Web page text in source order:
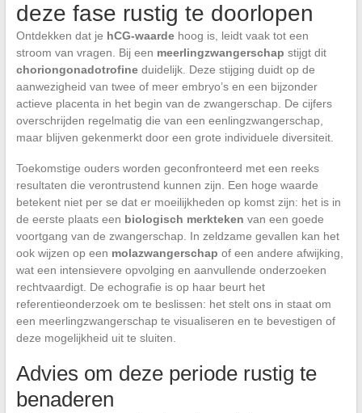
deze fase rustig te doorlopen
Ontdekken dat je hCG-waardehoog is, leidt vaak tot een
stroom van vragen. Bij een meerlingzwangerschap stijgt dit
choriongonadotrofineduidelijk. Deze stijging duidt op de
aanwezigheid van twee of meer embryo’s en een bijzonder
actieve placenta in het begin van de zwangerschap. De cijfers
overschrijden regelmatig die van een eenlingzwangerschap,
maar blijven gekenmerkt door een grote individuele diversiteit.
Toekomstige ouders worden geconfronteerd met een reeks
resultaten die verontrustend kunnen zijn. Een hoge waarde
betekent niet per se dat er moeilijkheden op komst zijn: het is in
de eerste plaats een biologisch merkteken van een goede
voortgang van de zwangerschap. In zeldzame gevallen kan het
ook wijzen op een molazwangerschap of een andere afwijking,
wat een intensievere opvolging en aanvullende onderzoeken
rechtvaardigt. De echografie is op haar beurt het
referentieonderzoek om te beslissen: het stelt ons in staat om
een meerlingzwangerschap te visualiseren en te bevestigen of
deze mogelijkheid uit te sluiten.
Advies om deze periode rustig te
benaderen